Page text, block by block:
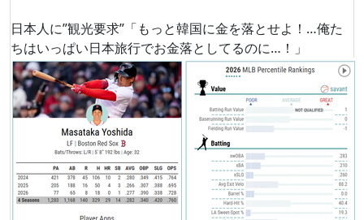
日本人に”観光要求”「もっと韓国に金を落とせよ！…俺た
ちはいっぱい日本旅行でお金落としてるのに…！」